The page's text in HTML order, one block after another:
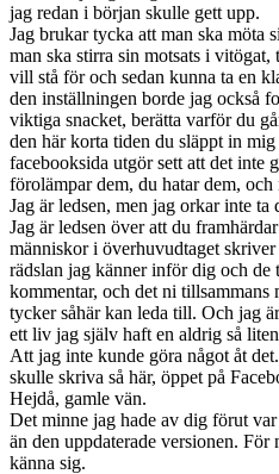
jag redan i början skulle gett upp.
Jag brukar tycka att man ska möta
man ska stirra sin motsats i
vill stå för och sedan kunna ta en
den inställningen borde jag också
viktiga snacket, berätta varför du
den här korta tiden du släppt in
facebooksida utgör sett att det inte
förolämpar dem, du hatar dem,
Jag är ledsen, men jag orkar inte ta
Jag är ledsen över att du
människor i överhuvudtaget skriver
rädslan jag känner inför dig och de
kommentar, och det ni tillsammans
tycker såhär kan leda till. Och jag
ett liv jag själv haft en aldrig så
Att jag inte kunde göra något åt
skulle skriva så här, öppet på
Hejdå, gamle vän.
Det minne jag hade av dig förut
än den uppdaterade versionen.
känna sig.